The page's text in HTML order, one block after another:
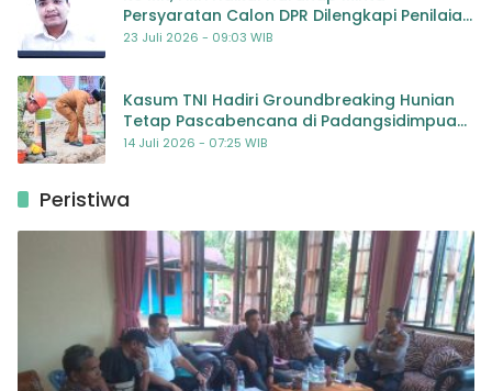
Persyaratan Calon DPR Dilengkapi Penilaian
Kompetensi
23 Juli 2026 - 09:03 WIB
Kasum TNI Hadiri Groundbreaking Hunian
Tetap Pascabencana di Padangsidimpuan,
Harapan Baru bagi Penyintas
14 Juli 2026 - 07:25 WIB
Peristiwa